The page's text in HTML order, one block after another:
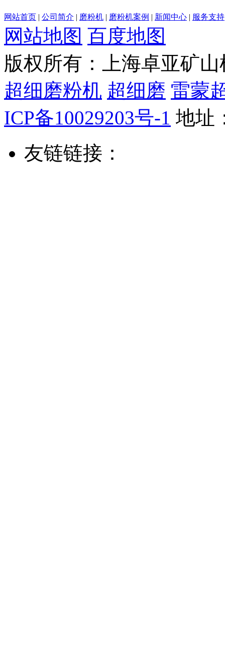
网站首页 | 公司简介 | 磨粉机 | 磨粉机案例 | 新闻中心 | 服务支持
网站地图 百度地图
版权所有：上海卓亚矿
超细磨粉机 超细磨 雷蒙
ICP备10029203号-1 地址
友链链接：